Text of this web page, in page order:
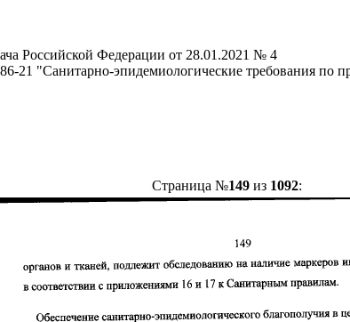
Российской Федерации от 28.01.2021 № 4
"Санитарно-эпидемиологические требования по
Страница №149из 1092: